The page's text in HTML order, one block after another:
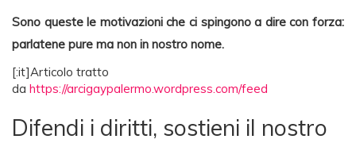
Sono queste le motivazioni che ci spingono a dire con forza:
parlatene pure ma non in nostro nome.
[:it]Articolo tratto
da https://arcigaypalermo.wordpress.com/feed
Difendi i diritti, sostieni il nostro